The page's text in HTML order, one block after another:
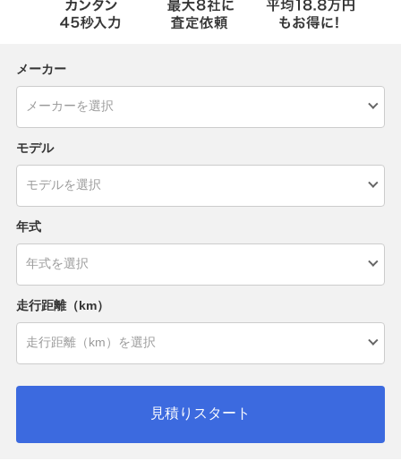
メーカー
モデル
年式
走行距離（km）
見積りスタート